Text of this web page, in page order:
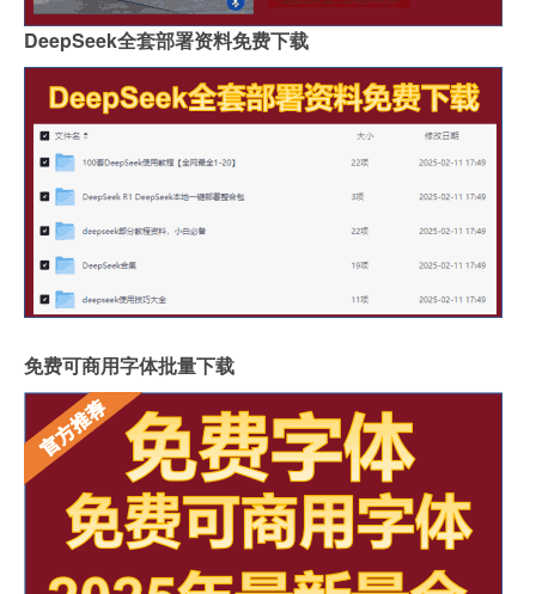
DeepSeek全套部署资料免费下载
免费可商用字体批量下载